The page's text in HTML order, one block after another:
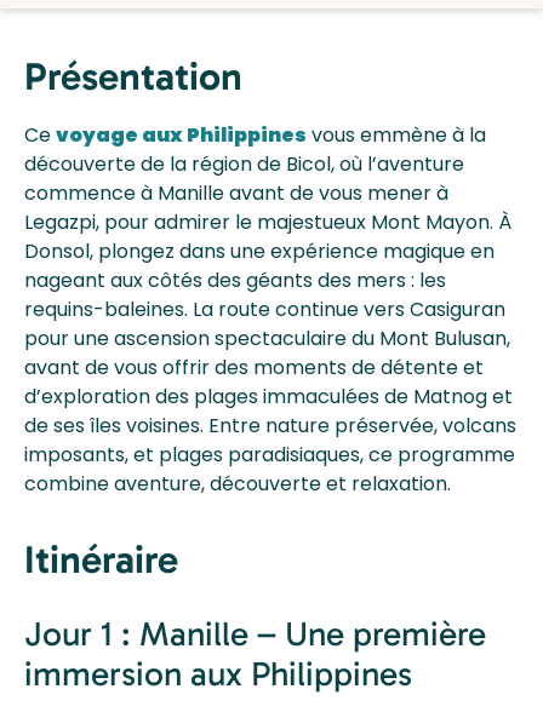
Présentation
Cevoyage aux Philippines vous emmène à la
découverte de la région de Bicol, où l’aventure
commence à Manille avant de vous mener à
Legazpi, pour admirer le majestueux Mont Mayon. À
Donsol, plongez dans une expérience magique en
nageant aux côtés des géants des mers : les
requins-baleines. La route continue vers Casiguran
pour une ascension spectaculaire du Mont Bulusan,
avant de vous offrir des moments de détente et
d’exploration des plages immaculées de Matnog et
de ses îles voisines. Entre nature préservée, volcans
imposants, et plages paradisiaques, ce programme
combine aventure, découverte et relaxation.
Itinéraire
Jour 1 : Manille – Une première
immersion aux Philippines